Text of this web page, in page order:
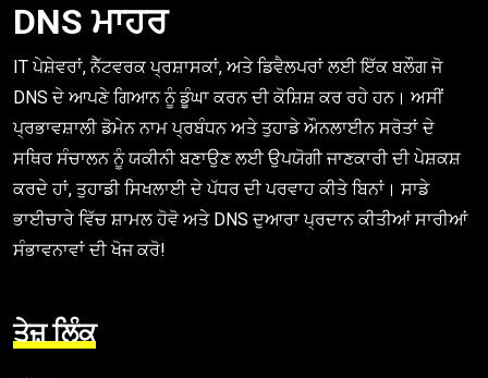
DNS ਮਾਹਰ
IT ਪੇਸ਼ੇਵਰਾਂ, ਨੈੱਟਵਰਕ ਪ੍ਰਸ਼ਾਸਕਾਂ, ਅਤੇ ਡਿਵੈਲਪਰਾਂ ਲਈ ਇੱਕ ਬਲੌਗ ਜੋ
DNS ਦੇ ਆਪਣੇ ਗਿਆਨ ਨੂੰ ਡੂੰਘਾ ਕਰਨ ਦੀ ਕੋਸ਼ਿਸ਼ ਕਰ ਰਹੇ ਹਨ। ਅਸੀਂ
ਪ੍ਰਭਾਵਸ਼ਾਲੀ ਡੋਮੇਨ ਨਾਮ ਪ੍ਰਬੰਧਨ ਅਤੇ ਤੁਹਾਡੇ ਔਨਲਾਈਨ ਸਰੋਤਾਂ ਦੇ
ਸਥਿਰ ਸੰਚਾਲਨ ਨੂੰ ਯਕੀਨੀ ਬਣਾਉਣ ਲਈ ਉਪਯੋਗੀ ਜਾਣਕਾਰੀ ਦੀ ਪੇਸ਼ਕਸ਼
ਕਰਦੇ ਹਾਂ, ਤੁਹਾਡੀ ਸਿਖਲਾਈ ਦੇ ਪੱਧਰ ਦੀ ਪਰਵਾਹ ਕੀਤੇ ਬਿਨਾਂ। ਸਾਡੇ
ਭਾਈਚਾਰੇ ਵਿੱਚ ਸ਼ਾਮਲ ਹੋਵੋ ਅਤੇ DNS ਦੁਆਰਾ ਪ੍ਰਦਾਨ ਕੀਤੀਆਂ ਸਾਰੀਆਂ
ਸੰਭਾਵਨਾਵਾਂ ਦੀ ਖੋਜ ਕਰੋ!
ਤੇਜ਼ ਲਿੰਕ